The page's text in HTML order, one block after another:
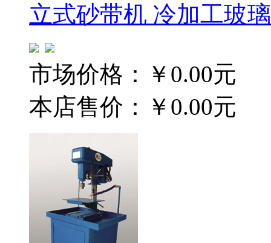
立式砂带机 冷加工玻
市场价格：
￥0.00元
本店售价：
￥0.00元